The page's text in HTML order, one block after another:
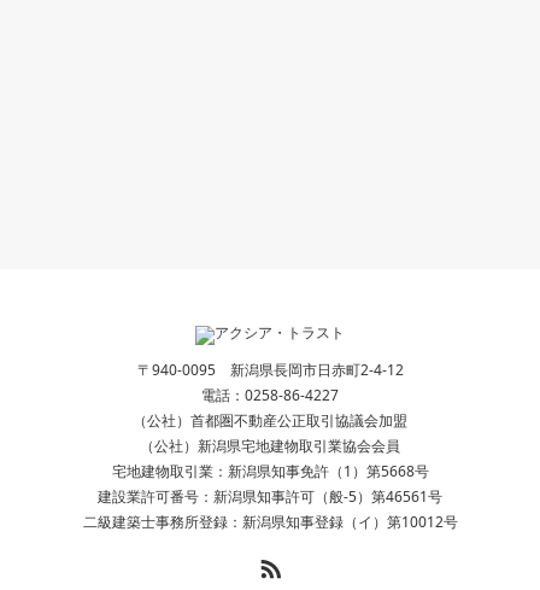
〒940-0095 新潟県長岡市日赤町2-4-12
電話： 0258-86-4227
（公社）首都圏不動産公正取引協議会加盟
（公社）新潟県宅地建物取引業協会会員
宅地建物取引業：新潟県知事免許（1）第5668号
建設業許可番号：新潟県知事許可（般-5）第46561号
二級建築士事務所登録：新潟県知事登録（イ）第10012号